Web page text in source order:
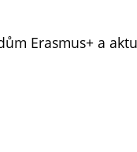
Erasmus+ a